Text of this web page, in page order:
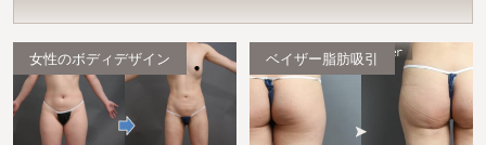
女性のボディデザイン ベイザー脂肪吸引